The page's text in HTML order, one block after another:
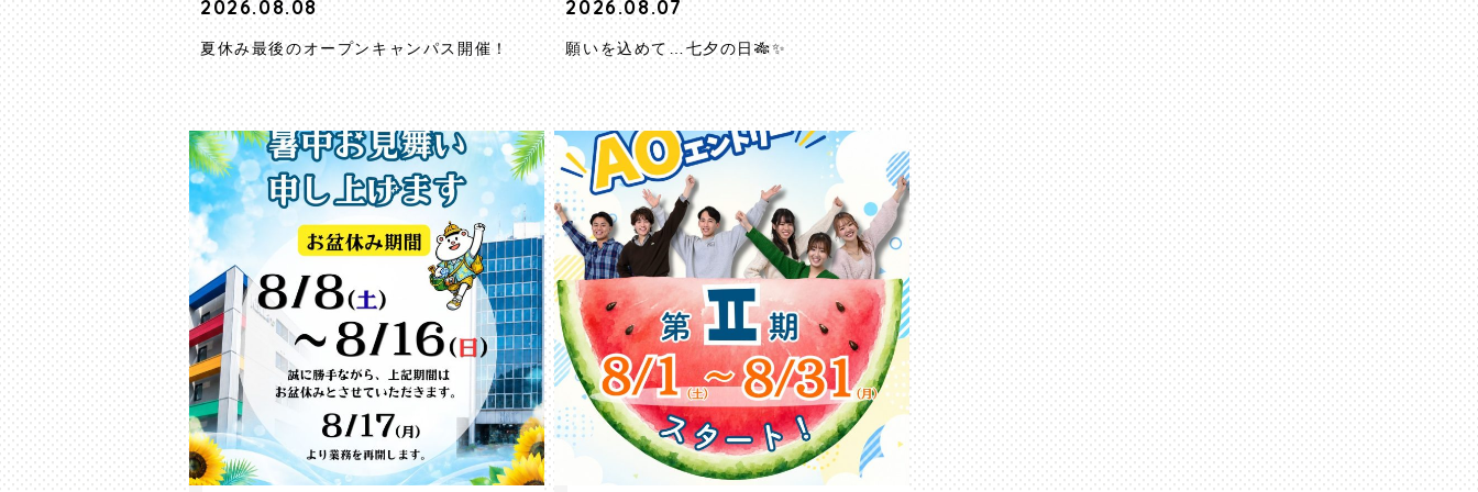
2026.08.08
夏休み最後のオープンキャンパス開催！
2026.08.07
願いを込めて…七夕の日🎋✨